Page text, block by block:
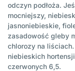
odczyn podłoża.
mocniejszy,
jasnoniebieskie,
zasadowość gleby
chlorozy na
niebieskich
czerwonych 6,5.